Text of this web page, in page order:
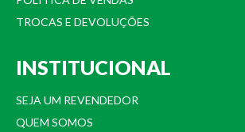
TROCAS E DEVOLUÇÕES
INSTITUCIONAL
SEJA UM REVENDEDOR
QUEM SOMOS